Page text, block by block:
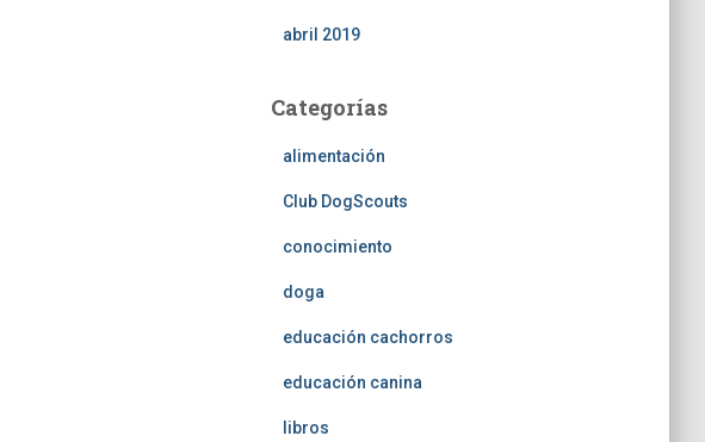
abril 2019
Categorías
alimentación
Club DogScouts
conocimiento
doga
educación cachorros
educación canina
libros